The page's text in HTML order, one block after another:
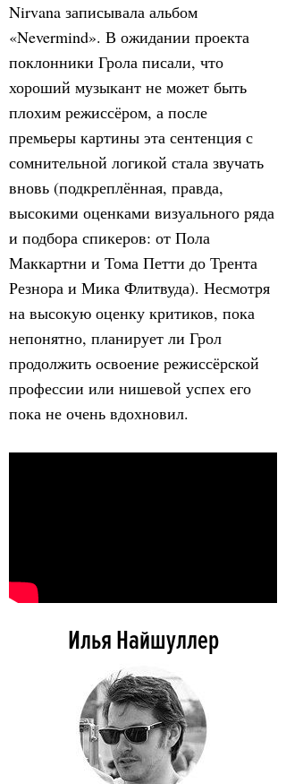
Nirvana записывала альбом
«Nevermind». В ожидании проекта
поклонники Грола писали, что
хороший музыкант не может быть
плохим режиссёром, а после
премьеры картины эта сентенция с
сомнительной логикой стала звучать
вновь (подкреплённая, правда,
высокими оценками визуального ряда
и подбора спикеров: от Пола
Маккартни и Тома Петти до Трента
Резнора и Мика Флитвуда). Несмотря
на высокую оценку критиков, пока
непонятно, планирует ли Грол
продолжить освоение режиссёрской
профессии или нишевой успех его
пока не очень вдохновил.
Илья Найшуллер